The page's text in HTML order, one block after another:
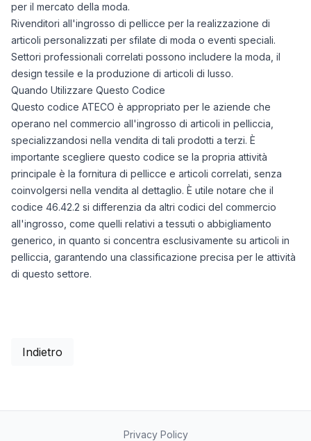
per il mercato della moda.
Rivenditori all'ingrosso di pellicce per la realizzazione di
articoli personalizzati per sfilate di moda o eventi speciali.
Settori professionali correlati possono includere la moda, il
design tessile e la produzione di articoli di lusso.
Quando Utilizzare Questo Codice
Questo codice ATECO è appropriato per le aziende che
operano nel commercio all'ingrosso di articoli in pelliccia,
specializzandosi nella vendita di tali prodotti a terzi. È
importante scegliere questo codice se la propria attività
principale è la fornitura di pellicce e articoli correlati, senza
coinvolgersi nella vendita al dettaglio. È utile notare che il
codice 46.42.2 si differenzia da altri codici del commercio
all'ingrosso, come quelli relativi a tessuti o abbigliamento
generico, in quanto si concentra esclusivamente su articoli in
pelliccia, garantendo una classificazione precisa per le attività
di questo settore.
Indietro
Privacy Policy